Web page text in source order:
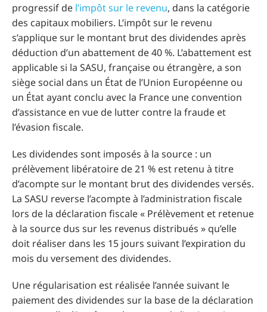
progressif de l’impôt sur le revenu, dans la catégorie
des capitaux mobiliers. L’impôt sur le revenu
s’applique sur le montant brut des dividendes après
déduction d’un abattement de 40 %. L’abattement est
applicable si la SASU, française ou étrangère, a son
siège social dans un État de l’Union Européenne ou
un État ayant conclu avec la France une convention
d’assistance en vue de lutter contre la fraude et
l’évasion fiscale.
Les dividendes sont imposés à la source : un
prélèvement libératoire de 21 % est retenu à titre
d’acompte sur le montant brut des dividendes versés.
La SASU reverse l’acompte à l’administration fiscale
lors de la déclaration fiscale « Prélèvement et retenue
à la source dus sur les revenus distribués » qu’elle
doit réaliser dans les 15 jours suivant l’expiration du
mois du versement des dividendes.
Une régularisation est réalisée l’année suivant le
paiement des dividendes sur la base de la déclaration